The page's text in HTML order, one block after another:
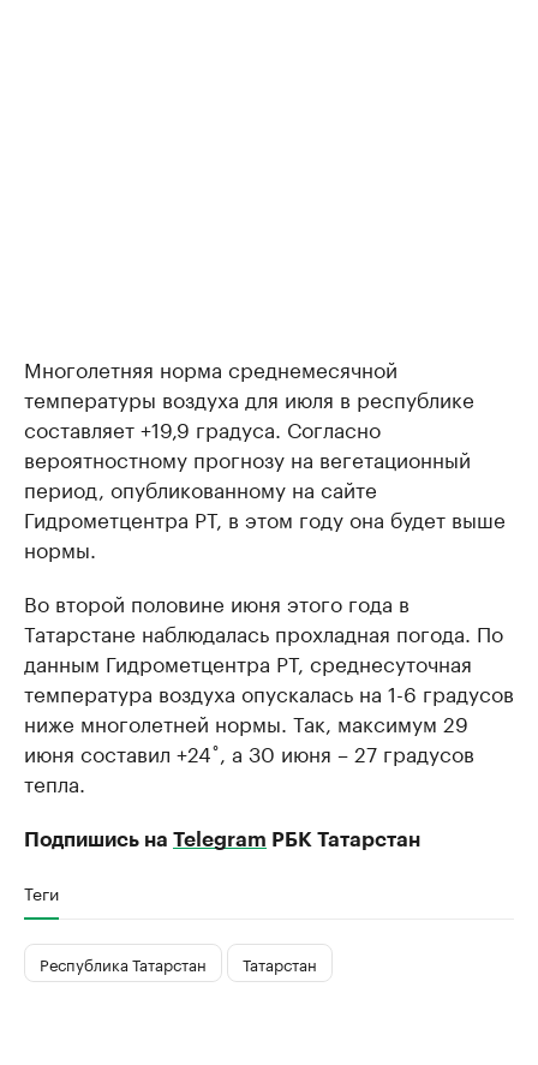
Многолетняя норма среднемесячной
температуры воздуха для июля в республике
составляет +19,9 градуса. Согласно
вероятностному прогнозу на вегетационный
период, опубликованному на сайте
Гидрометцентра РТ, в этом году она будет выше
нормы.
Во второй половине июня этого года в
Татарстане наблюдалась прохладная погода. По
данным Гидрометцентра РТ, среднесуточная
температура воздуха опускалась на 1-6 градусов
ниже многолетней нормы. Так, максимум 29
июня составил +24˚, а 30 июня – 27 градусов
тепла.
Подпишись на Telegram РБК Татарстан
Теги
Республика Татарстан Татарстан